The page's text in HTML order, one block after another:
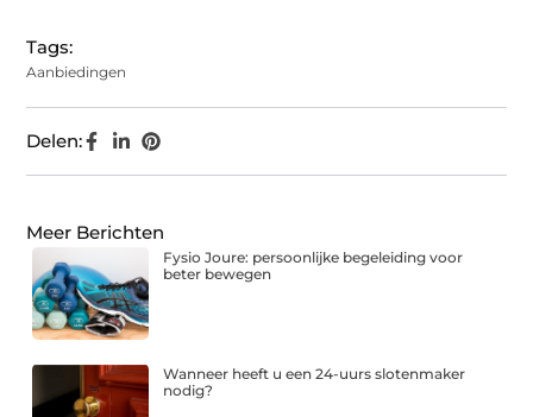
Tags:
Aanbiedingen
Delen:
Meer Berichten
Fysio Joure: persoonlijke begeleiding voor
beter bewegen
Wanneer heeft u een 24-uurs slotenmaker
nodig?